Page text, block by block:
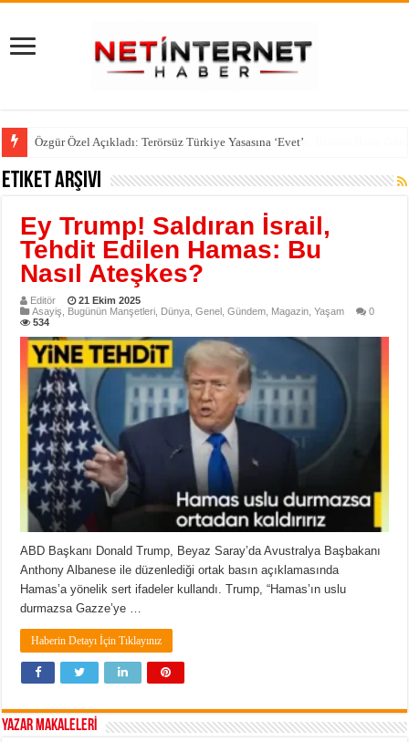
Özgür Özel Açıkladı: Terörsüz Türkiye Yasasına ‘Evet’
Etiket Arşivi
Ey Trump! Saldıran İsrail,
Tehdit Edilen Hamas: Bu
Nasıl Ateşkes?
Editör
21 Ekim 2025
Asayiş
Bugünün Manşetleri Dünya ,Genel ,Gündem Magazin ,Yaşam
0
534
ABD Başkanı Donald Trump, Beyaz Saray’da Avustralya Başbakanı
Anthony Albanese ile düzenlediği ortak basın açıklamasında
Hamas’a yönelik sert ifadeler kullandı. Trump, “Hamas’ın uslu
durmazsa Gazze’ye …
Haberin Detayı İçin Tıklayınız
YAZAR MAKALELERİ